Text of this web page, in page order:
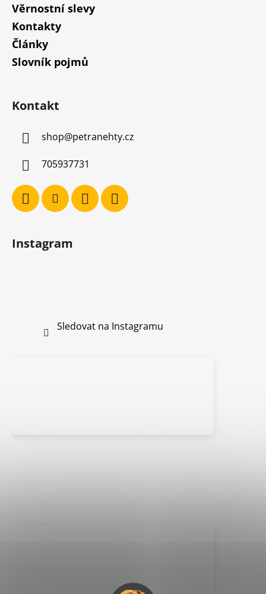
Věrnostní slevy
Kontakty
Články
Slovník pojmů
Kontakt
shop@petranehty.cz
705937731
Instagram
Sledovat na Instagramu